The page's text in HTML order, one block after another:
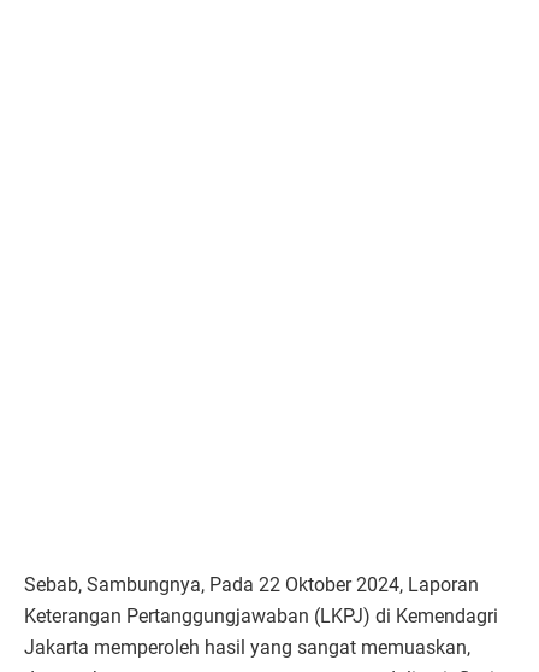
Sebab, Sambungnya, Pada 22 Oktober 2024, Laporan
Keterangan Pertanggungjawaban (LKPJ) di Kemendagri
Jakarta memperoleh hasil yang sangat memuaskan,